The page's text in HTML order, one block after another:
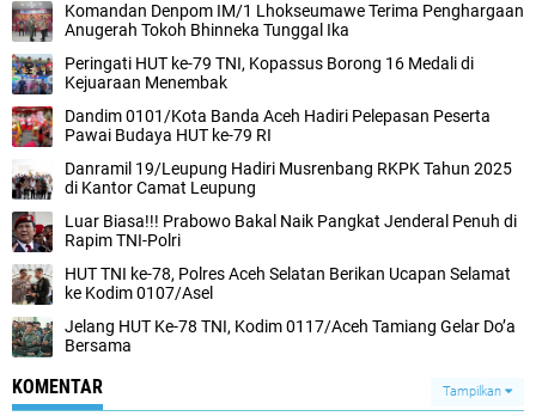
Komandan Denpom IM/1 Lhokseumawe Terima Penghargaan
Anugerah Tokoh Bhinneka Tunggal Ika
Peringati HUT ke-79 TNI, Kopassus Borong 16 Medali di
Kejuaraan Menembak
Dandim 0101/Kota Banda Aceh Hadiri Pelepasan Peserta
Pawai Budaya HUT ke-79 RI
Danramil 19/Leupung Hadiri Musrenbang RKPK Tahun 2025
di Kantor Camat Leupung
Luar Biasa!!! Prabowo Bakal Naik Pangkat Jenderal Penuh di
Rapim TNI-Polri
HUT TNI ke-78, Polres Aceh Selatan Berikan Ucapan Selamat
ke Kodim 0107/Asel
Jelang HUT Ke-78 TNI, Kodim 0117/Aceh Tamiang Gelar Do’a
Bersama
KOMENTAR Tampilkan